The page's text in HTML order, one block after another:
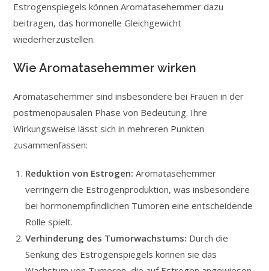
Estrogenspiegels können Aromatasehemmer dazu
beitragen, das hormonelle Gleichgewicht
wiederherzustellen.
Wie Aromatasehemmer wirken
Aromatasehemmer sind insbesondere bei Frauen in der
postmenopausalen Phase von Bedeutung. Ihre
Wirkungsweise lässt sich in mehreren Punkten
zusammenfassen:
Reduktion von Estrogen: Aromatasehemmer
verringern die Estrogenproduktion, was insbesondere
bei hormonempfindlichen Tumoren eine entscheidende
Rolle spielt.
Verhinderung des Tumorwachstums: Durch die
Senkung des Estrogenspiegels können sie das